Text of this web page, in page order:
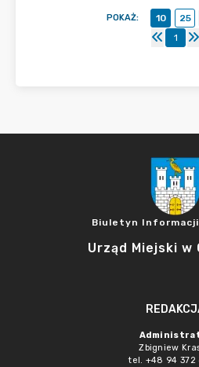
POKAŻ: 10 25
1
Biuletyn
Urząd Miejski w
Zbigniew
tel. +48 94 372